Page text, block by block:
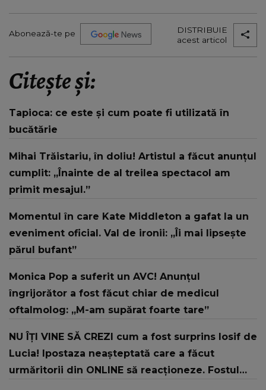
Abonează-te pe
DISTRIBUIE
acest articol
Citește și:
Tapioca: ce este și cum poate fi utilizată în
bucătărie
Mihai Trăistariu, în doliu! Artistul a făcut anunțul
cumplit: „Înainte de al treilea spectacol am
primit mesajul.”
Momentul în care Kate Middleton a gafat la un
eveniment oficial. Val de ironii: „Îi mai lipsește
părul bufant”
Monica Pop a suferit un AVC! Anunțul
îngrijorător a fost făcut chiar de medicul
oftalmolog: „M-am supărat foarte tare”
NU ÎȚI VINE SĂ CREZI cum a fost surprins Iosif de
Lucia! Ipostaza neașteptată care a făcut
urmăritorii din ONLINE să reacționeze. Fostul